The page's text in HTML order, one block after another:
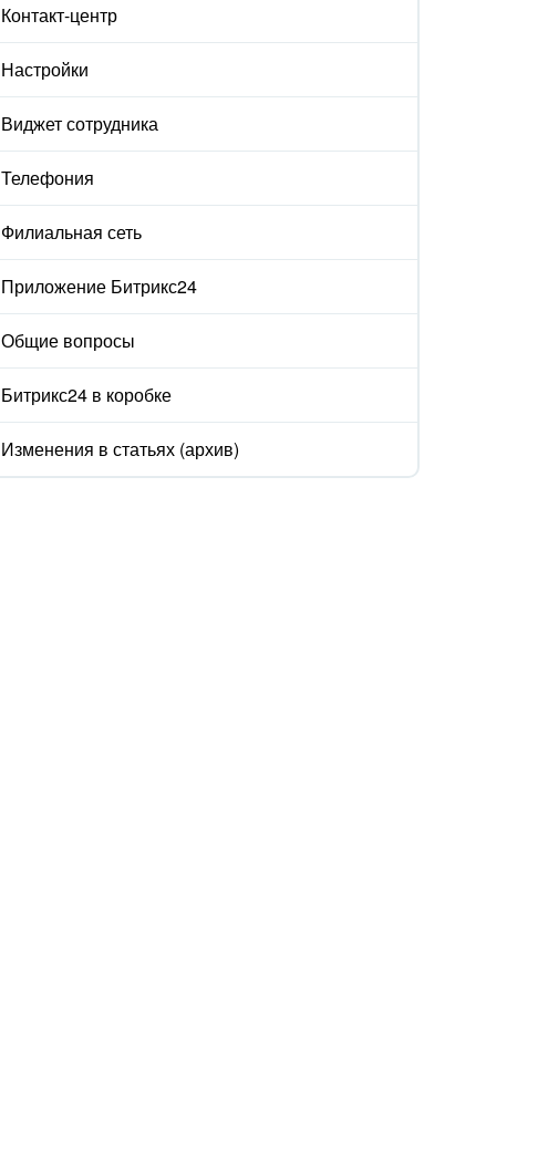
Контакт-центр
Настройки
Виджет сотрудника
Телефония
Филиальная сеть
Приложение Битрикс24
Общие вопросы
Битрикс24 в коробке
Изменения в статьях (архив)